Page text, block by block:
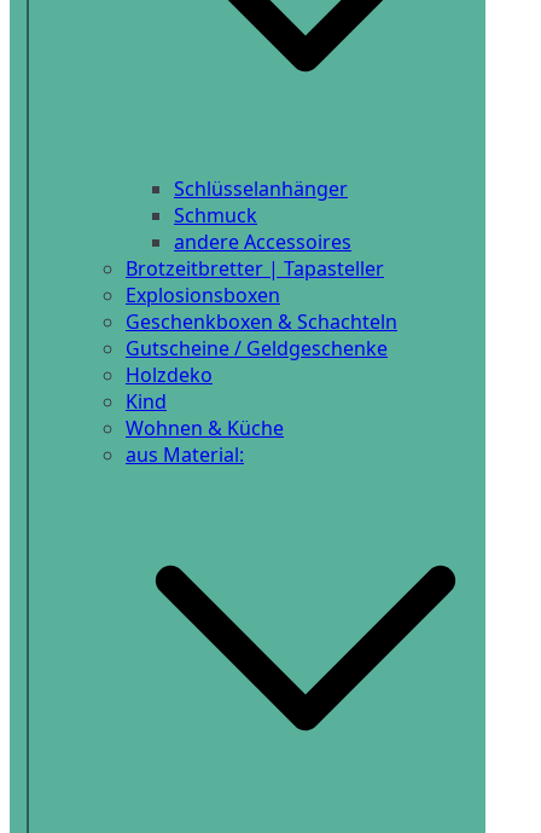
Schlüsselanhänger
Schmuck
andere Accessoires
Brotzeitbretter | Tapasteller
Explosionsboxen
Geschenkboxen & Schachteln
Gutscheine / Geldgeschenke
Holzdeko
Kind
Wohnen & Küche
aus Material: